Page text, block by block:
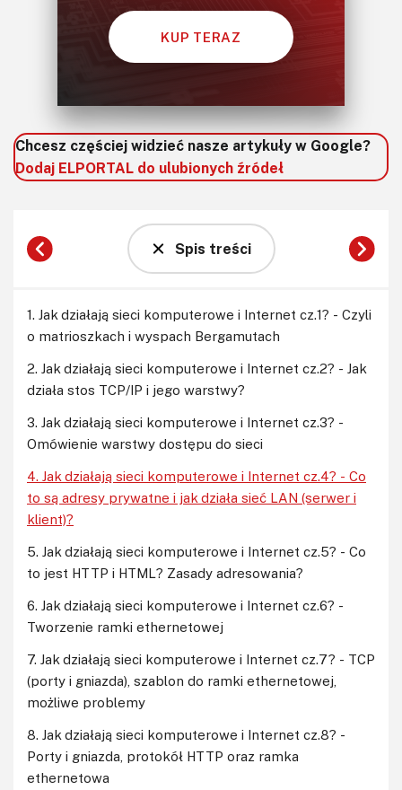
KUP TERAZ
Chcesz częściej widzieć nasze artykuły w Google?
Dodaj ELPORTAL do ulubionych źródeł
Spis treści
1. Jak działają sieci komputerowe i Internet cz.1? - Czyli
o matrioszkach i wyspach Bergamutach
2. Jak działają sieci komputerowe i Internet cz.2? - Jak
działa stos TCP/IP i jego warstwy?
3. Jak działają sieci komputerowe i Internet cz.3? -
Omówienie warstwy dostępu do sieci
4. Jak działają sieci komputerowe i Internet cz.4? - Co
to są adresy prywatne i jak działa sieć LAN (serwer i
klient)?
5. Jak działają sieci komputerowe i Internet cz.5? - Co
to jest HTTP i HTML? Zasady adresowania?
6. Jak działają sieci komputerowe i Internet cz.6? -
Tworzenie ramki ethernetowej
7. Jak działają sieci komputerowe i Internet cz.7? - TCP
(porty i gniazda), szablon do ramki ethernetowej,
możliwe problemy
8. Jak działają sieci komputerowe i Internet cz.8? -
Porty i gniazda, protokół HTTP oraz ramka
ethernetowa